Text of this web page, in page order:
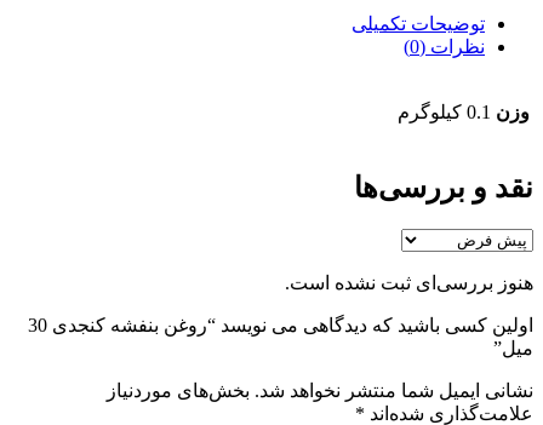
توضیحات تکمیلی
نظرات (0)
وزن 0.1 کیلوگرم
نقد و بررسی‌ها
هنوز بررسی‌ای ثبت نشده است.
اولین کسی باشید که دیدگاهی می نویسد “روغن بنفشه کنجدی 30
میل”
نشانی ایمیل شما منتشر نخواهد شد. بخش‌های موردنیاز
علامت‌گذاری شده‌اند *